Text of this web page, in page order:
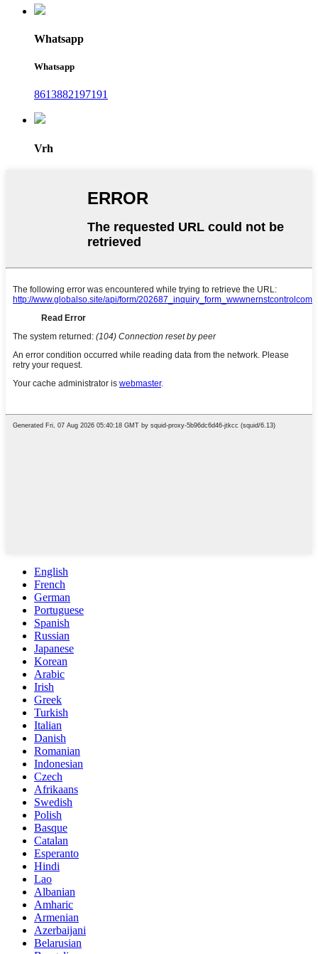
Whatsapp
Whatsapp
8613882197191
Vrh
English
French
German
Portuguese
Spanish
Russian
Japanese
Korean
Arabic
Irish
Greek
Turkish
Italian
Danish
Romanian
Indonesian
Czech
Afrikaans
Swedish
Polish
Basque
Catalan
Esperanto
Hindi
Lao
Albanian
Amharic
Armenian
Azerbaijani
Belarusian